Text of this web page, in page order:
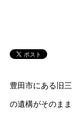
豊田市にある旧
の遺構がそのま